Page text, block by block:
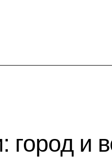
город и